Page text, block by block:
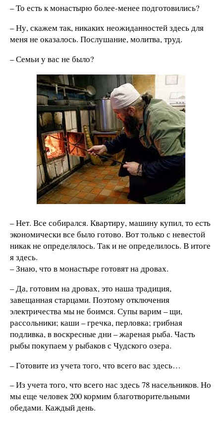
– То есть к монастырю более-менее подготовились?
– Ну, скажем так, никаких неожиданностей здесь для
меня не оказалось. Послушание, молитва, труд.
– Семьи у вас не было?
– Нет. Все собирался. Квартиру, машину купил, то есть
экономически все было готово. Вот только с невестой
никак не определялось. Так и не определилось. В итоге
я здесь.
– Знаю, что в монастыре готовят на дровах.
– Да, готовим на дровах, это наша традиция,
завещанная старцами. Поэтому отключения
электричества мы не боимся. Супы варим – щи,
рассольники; каши – гречка, перловка; грибная
подливка, в воскресные дни – жареная рыба. Часть
рыбы покупаем у рыбаков с Чудского озера.
– Готовите из учета того, что всего вас здесь…
– Из учета того, что всего нас здесь 78 насельников. Но
мы еще человек 200 кормим благотворительными
обедами. Каждый день.